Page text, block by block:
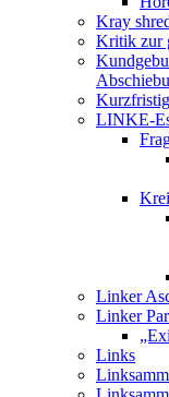
Kray
Kritik zur
LINKE-
Linker
Linker
Links